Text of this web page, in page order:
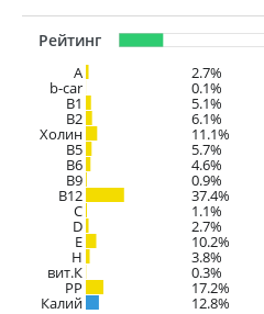
Рейтинг
A
2.7%
b-car 0.1%
В1 5.1%
B2 6.1%
Холин 11.1%
B5 5.7%
B6 4.6%
B9 0.9%
B12 37.4%
C 1.1%
D 2.7%
E 10.2%
H 3.8%
вит.К 0.3%
PP 17.2%
Калий 12.8%